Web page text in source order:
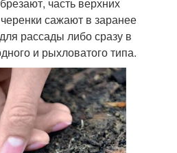
сажают в заранее
рассады либо сразу в
и рыхловатого типа.